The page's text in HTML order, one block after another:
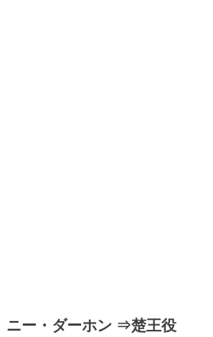
ニー・ダーホン ⇒楚王役